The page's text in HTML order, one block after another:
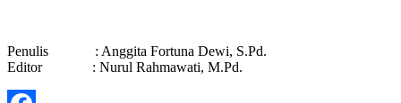
Penulis : Anggita Fortuna Dewi, S.Pd.
Editor : Nurul Rahmawati, M.Pd.